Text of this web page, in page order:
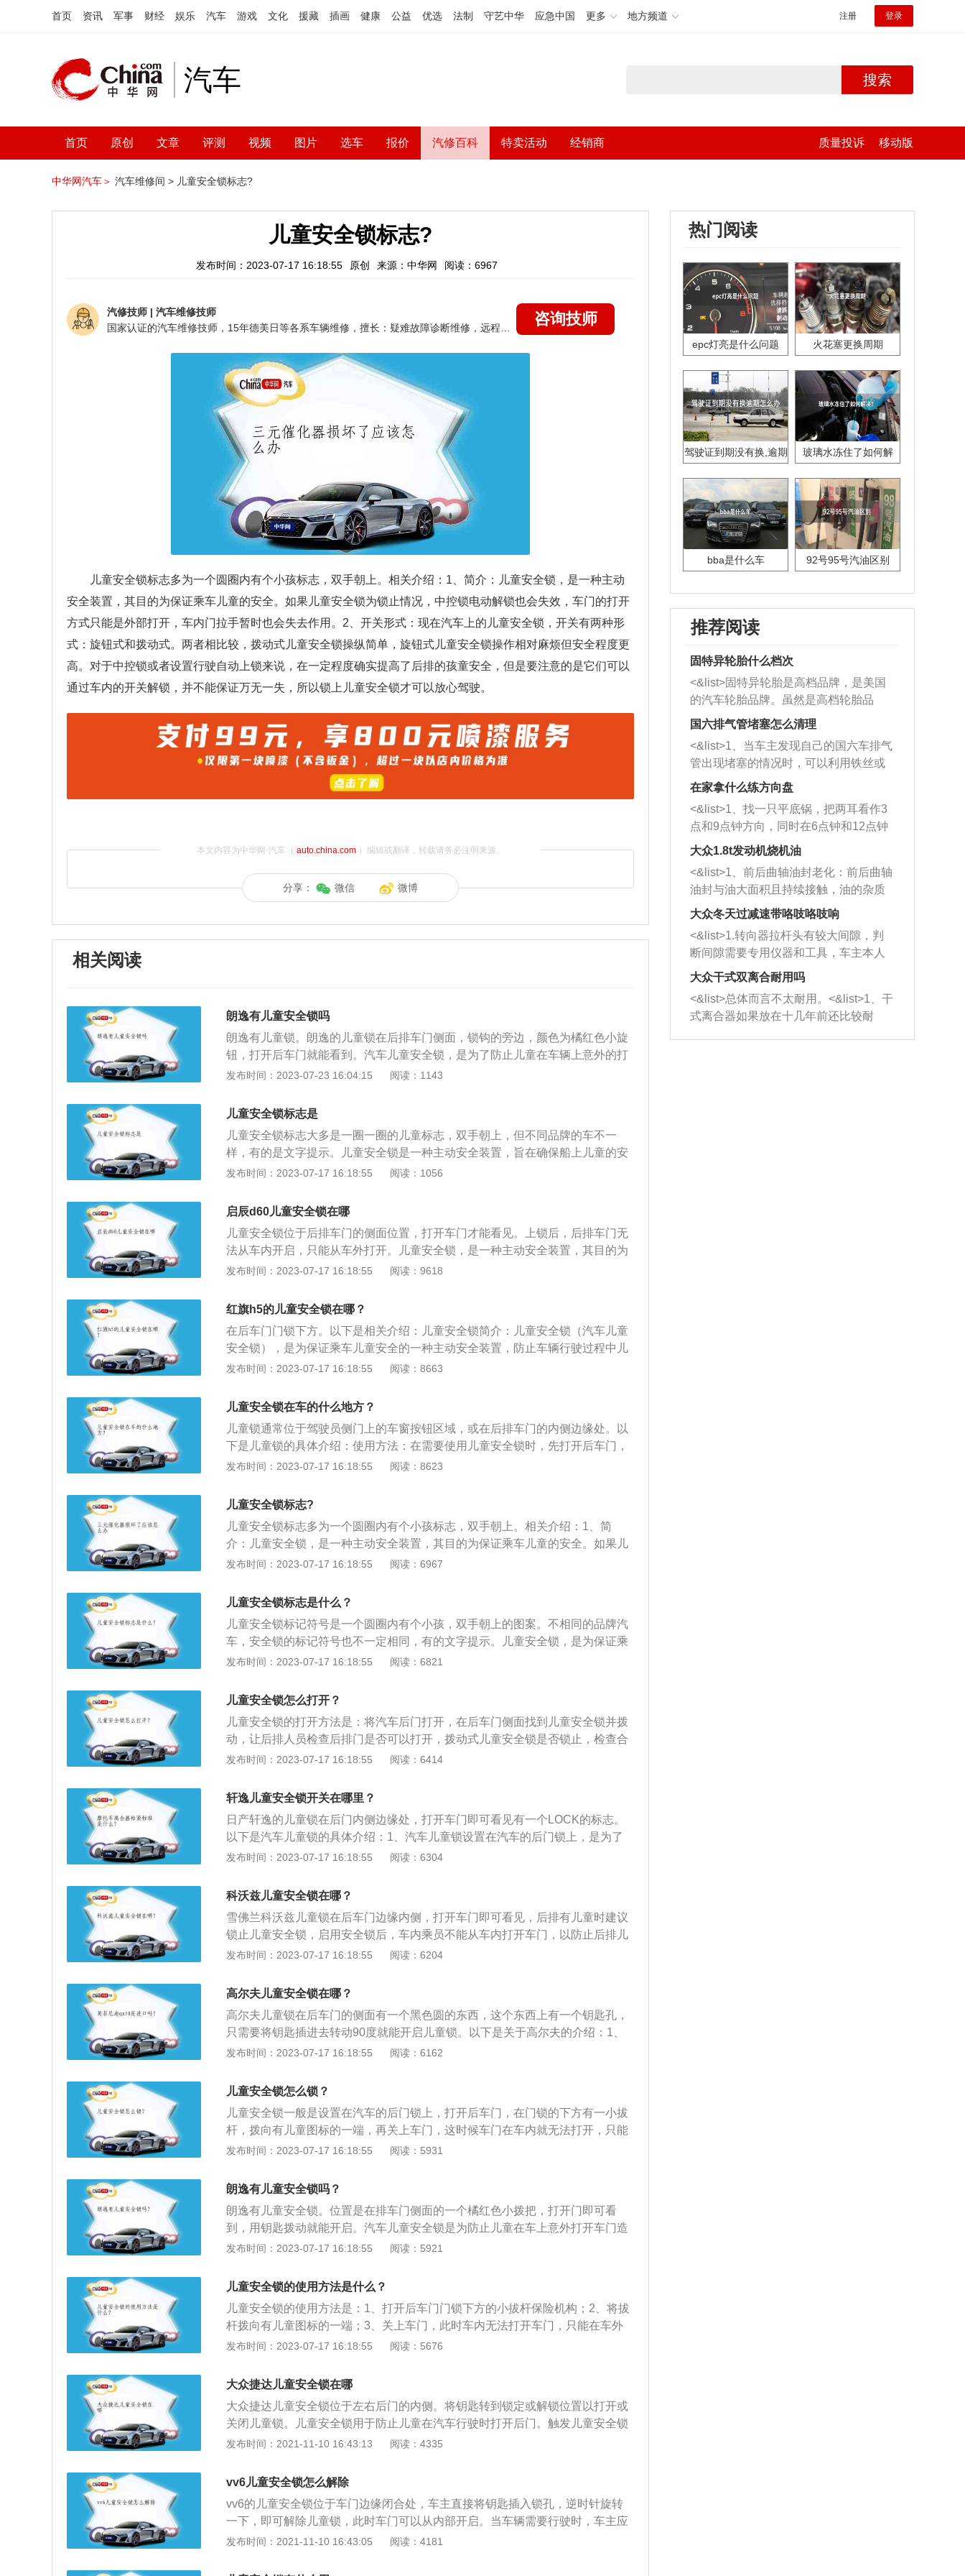
首页 资讯 军事 财经 娱乐 汽车 游戏 文化 援藏 插画 健康 公益 优选 法制 守艺中华 应急中国 更多 地方频道 注册 登录
汽车 搜索
首页 原创 文章 评测 视频 图片 选车 报价 汽修百科 特卖活动 经销商 质量投诉 移动版
中华网汽车＞ 汽车维修间 > 儿童安全锁标志?
儿童安全锁标志?
发布时间：2023-07-17 16:18:55 原创 来源：中华网 阅读：6967
汽修技师 | 汽车维修技师
咨询技师
儿童安全锁标志多为一个圆圈内有个小孩标志，双手朝上。相关介绍：1、简介：儿童安全锁，是一种主动
安全装置，其目的为保证乘车儿童的安全。如果儿童安全锁为锁止情况，中控锁电动解锁也会失效，车门的打开
方式只能是外部打开，车内门拉手暂时也会失去作用。2、开关形式：现在汽车上的儿童安全锁，开关有两种形
式：旋钮式和拨动式。两者相比较，拨动式儿童安全锁操纵简单，旋钮式儿童安全锁操作相对麻烦但安全程度更
高。对于中控锁或者设置行驶自动上锁来说，在一定程度确实提高了后排的孩童安全，但是要注意的是它们可以
通过车内的开关解锁，并不能保证万无一失，所以锁上儿童安全锁才可以放心驾驶。
本文内容为中华网·汽车（ auto.china.com）编辑或翻译，转载请务必注明来源。
分享： 微信 微博
相关阅读
朗逸有儿童安全锁吗
朗逸有儿童锁。朗逸的儿童锁在后排车门侧面，锁钩的旁边，颜色为橘红色小旋
钮，打开后车门就能看到。汽车儿童安全锁，是为了防止儿童在车辆上意外的打
开车门造成对儿童的伤害而设置的一项功能。一般儿童锁都是在两个后门上，当
门在里面是打不开的，但在外面却能打开，当儿童锁功能关闭时，在里面和外面
都能打开车辆。这个功能在车辆高速行驶时尤为必要。以朗逸2023款280TSIDS
G星空满逸版为例：其车身长度为4678mm，宽度为1806mm，高度为1474mm，
搭配1.4T涡轮增压发动机，最大马力为150马力，最大功率为110kw，最大扭矩
为250牛米，最大扭矩转速为1750-3000rpm。（数据来源于有驾官网）
发布时间：2023-07-23 16:04:15 阅读：1143
儿童安全锁标志是
儿童安全锁标志大多是一圈一圈的儿童标志，双手朝上，但不同品牌的车不一
样，有的是文字提示。儿童安全锁是一种主动安全装置，旨在确保船上儿童的安
全。如果儿童安全锁被锁住，中控锁的电动开锁也会失效，门只能从外面打开，
上儿童后，可防止好动又不懂事的儿童在行车过程中把门打开，从而避免危险，
这样只能等停车后由大人在车外开门。如果车辆的后门在车内无法打开，但在车
外可以打开时，很大的可能是儿童锁在起作用，这是后排的乘客在上下车时触动
了保险机构，只需把它复位即可。汽车儿童锁怎么开启和关闭：汽车儿童开启和
关闭都非常简单，主要分为以下几个步骤：1、将汽车后门打开，在车门内侧通
开启儿童安全锁。3、将车门关上，此时车门只能从外面车把开启无法从内部拉
开，儿童安全锁即生效。4、如果想将其关闭，只需要把旋钮拨回原位，就可以
关闭儿童安全锁了。为了孩子的安全，父母应该把孩子的安全锁锁在后门。锁好
父母可以专注于更安全的驾驶。儿童安全锁是儿童生命的重要保障和有效保护。
有一把好的儿童安全锁，并时刻检查车内中央锁在驾驶途中是否锁好，以防后排
孩子不小心开门造成悲剧。在下车的步骤中，成人一定不能省下亲自下车的步骤
为孩子开门，以免孩子下车时与前后车辆发生可预防的安全事故。
发布时间：2023-07-17 16:18:55 阅读：1056
启辰d60儿童安全锁在哪
儿童安全锁位于后排车门的侧面位置，打开车门才能看见。上锁后，后排车门无
法从车内开启，只能从车外打开。儿童安全锁，是一种主动安全装置，其目的为
保证乘车儿童的安全。如果儿童安全锁为锁止情况，中控锁电动解锁也会失效，
儿童安全锁，开关有两种形式：旋钮式和拨动式。两者相比较，拨动式儿童安全
锁操纵简单，旋钮式儿童安全锁操作相对麻烦但安全程度更高。对于中控锁或者
设置行驶自动上锁来说，在一定程度确实提高了后排的孩童安全，但是要注意的
是它们可以通过车内的开关解锁，并不能保证万无一失，所以锁上儿童安全锁才
可以放心驾驶。
发布时间：2023-07-17 16:18:55 阅读：9618
红旗h5的儿童安全锁在哪？
在后车门门锁下方。以下是相关介绍：儿童安全锁简介：儿童安全锁（汽车儿童
安全锁），是为保证乘车儿童安全的一种主动安全装置，防止车辆行驶过程中儿
童从车内误开门而产生的危险。在儿童安全锁锁止情况下，即使通过中控锁电动
去开门作用。常见形式：常见的儿童安全锁开关有两种形式，一种是旋钮式，一
种是拨动式。拨动式儿童安全锁通过拨动拨片，使其在锁止和解锁位置切换，操
纵简单。旋钮式儿童安全锁需要使用钥匙插到相应的孔中才能转动旋钮开关进行
锁止及解锁操作，操作相对麻烦，但安全程度更高。
发布时间：2023-07-17 16:18:55 阅读：8663
儿童安全锁在车的什么地方？
儿童锁通常位于驾驶员侧门上的车窗按钮区域，或在后排车门的内侧边缘处。以
下是儿童锁的具体介绍：使用方法：在需要使用儿童安全锁时，先打开后车门，
把门锁下方的小拔杆轻轻拨到有儿童图标的方向，再将车门关闭。功能作用：儿
的作用。汽车儿童安全锁在锁止状态下，即使通过中控锁解锁，仍然会保持锁止
状态，只能从外部打开车门，当发现车辆后门车内无法打开车门，车外正常时，
就要检查是不是儿童安全锁被误碰开启。
发布时间：2023-07-17 16:18:55 阅读：8623
儿童安全锁标志?
儿童安全锁标志多为一个圆圈内有个小孩标志，双手朝上。相关介绍：1、简
介：儿童安全锁，是一种主动安全装置，其目的为保证乘车儿童的安全。如果儿
童安全锁为锁止情况，中控锁电动解锁也会失效，车门的打开方式只能是外部打
开关有两种形式：旋钮式和拨动式。两者相比较，拨动式儿童安全锁操纵简单，
旋钮式儿童安全锁操作相对麻烦但安全程度更高。对于中控锁或者设置行驶自动
上锁来说，在一定程度确实提高了后排的孩童安全，但是要注意的是它们可以通
过车内的开关解锁，并不能保证万无一失，所以锁上儿童安全锁才可以放心驾
驶。
发布时间：2023-07-17 16:18:55 阅读：6967
儿童安全锁标志是什么？
儿童安全锁标记符号是一个圆圈内有个小孩，双手朝上的图案。不相同的品牌汽
车，安全锁的标记符号也不一定相同，有的文字提示。儿童安全锁，是为保证乘
车儿童安全的一种主动安全装置，防止车辆行驶过程中儿童从车内误开门而产生
岁，安装方式为后向安装。摇篮式安全座椅采用的是全包覆性设计，儿童完全处
在安全座椅的保护范围之内。坚固的摇篮外壳能够为处在生理最脆弱阶段的宝宝
们提供尽可能多的安全保护。后向式的安全座椅放置方式则让儿童和可能发生碰
撞几率最大的前部撞击冲击力的作用方向相反。2、全包覆型儿童安全座椅：适
用年龄为1－3岁，安装方式为背向式安装。全包覆型安全座椅适合那些已经可以
窗外的世界。同时，全包覆型儿童安全座椅也可以选择后向式设计。3、包覆型
儿童安全座椅：适用年龄3－6岁，安装方式为前向式安装。包覆型安全座椅（坐
垫）相当于在普通座位上安装了一层包覆型座位，可以让儿童安全地使用车内配
用于成人的安全带对儿童也起到充分的安全保护作用。
发布时间：2023-07-17 16:18:55 阅读：6821
儿童安全锁怎么打开？
儿童安全锁的打开方法是：将汽车后门打开，在后车门侧面找到儿童安全锁并拨
动，让后排人员检查后排门是否可以打开，拨动式儿童安全锁是否锁止，检查合
格后即可驾驶。为保证儿童安全，在设置儿童安全锁后应设定玻璃安全锁，避免
造成对儿童的伤害而设置的一项功能。一般儿童锁都是在两个后门上，当儿童锁
功能打开时，车辆后门在里面是打不开的，但在外面却能打开。
发布时间：2023-07-17 16:18:55 阅读：6414
轩逸儿童安全锁开关在哪里？
日产轩逸的儿童锁在后门内侧边缘处，打开车门即可看见有一个LOCK的标志。
以下是汽车儿童锁的具体介绍：1、汽车儿童锁设置在汽车的后门锁上，是为了
避免车辆在行驶过程中，儿童无意或误操作打开车门而造成危险。如果汽车后车
排的乘客在上下车的时候触动了保险机构，需要将它复位。2、汽车儿童锁装置
起作用时，即便打开电控中控门锁，它还是处于锁止状态。如果想要打开后门，
只能在中控门锁开启的状态下，用车门外侧的开关拉开车门。
发布时间：2023-07-17 16:18:55 阅读：6304
科沃兹儿童安全锁在哪？
雪佛兰科沃兹儿童锁在后车门边缘内侧，打开车门即可看见，后排有儿童时建议
锁止儿童安全锁，启用安全锁后，车内乘员不能从车内打开车门，以防止后排儿
童行车时开启车门。若需要打开后排车门，需要从车外拉动后门把手即可打开车
展资料：1、常见的儿童安全锁开关有两种形式，一种是旋钮式，一种是拨动
式。拨动式儿童安全锁通过拨动拨片，使其在锁止和解锁位置切换，操纵简单；
旋钮式儿童安全锁需要使用钥匙(或钥匙状物体)插到相应的孔中才能转动旋钮开
关进行锁止及解锁操作，操作相对麻烦，但安全程度更高。2、车主在把儿童放
置在后排乘坐时，必须记得上好儿童安全锁，行车途中还得时刻检查车内中控锁
避免孩子在下车时与前后方车辆发生本可避免的安全事故。
发布时间：2023-07-17 16:18:55 阅读：6204
高尔夫儿童安全锁在哪？
高尔夫儿童锁在后车门的侧面有一个黑色圆的东西，这个东西上有一个钥匙孔，
只需要将钥匙插进去转动90度就能开启儿童锁。以下是关于高尔夫的介绍：1、
高尔夫是一汽大众汽车旗下推出的一款紧凑型轿车，这款车也是大众汽车家族比
费者对用车的需求，这款车还推出多种动力组合供消费者选择，这款车分别搭载
的是1.6L、1.2T、1.4T和2.0T四款发动机，在传动系统方面，与发动机相匹配的
是5速手动变速箱、6速手自一体变速箱和7速双离合变速箱。3、这款车主要面向
的是年轻消费群体，整体的设计比较年轻，外观的设计同时也趋向年轻化发展，
非常符合现代年轻消费者对汽车的审美观点。
发布时间：2023-07-17 16:18:55 阅读：6162
儿童安全锁怎么锁？
儿童安全锁一般是设置在汽车的后门锁上，打开后车门，在门锁的下方有一小拔
杆，拨向有儿童图标的一端，再关上车门，这时候车门在车内就无法打开，只能
在车外打开。以下是儿童安全锁的更多介绍：1、当后排坐上儿童后，可防止好
须记得上儿童安全锁，行车途中还要时刻检查车内中控锁是否在锁止状态。2、
常见的儿童安全锁开关有两种形式，一种是旋钮式，一种是拨动式。
发布时间：2023-07-17 16:18:55 阅读：5931
朗逸有儿童安全锁吗？
朗逸有儿童安全锁。位置是在排车门侧面的一个橘红色小拨把，打开门即可看
到，用钥匙拨动就能开启。汽车儿童安全锁是为防止儿童在车上意外打开车门造
成对儿童的伤害而设置的一项功能。常见的儿童安全锁开关有两种形式，一种是
锁：1、开启：用机械钥匙插入孔中，按照接头的指示方向（一般为顺时针）旋
转至拧紧状态。2、解除：以相反的方向旋转钥匙孔，就可以解锁儿童锁。二：
拨动式儿童锁：1、开启：推动拨杆（箭头方向），完成儿童锁的上锁操作。2、
解除：按照与箭头相反的方向将拨杆推到底，此时就能解除儿童锁。
发布时间：2023-07-17 16:18:55 阅读：5921
儿童安全锁的使用方法是什么？
儿童安全锁的使用方法是：1、打开后车门门锁下方的小拔杆保险机构；2、将拔
杆拨向有儿童图标的一端；3、关上车门，此时车内无法打开车门，只能在车外
打开。汽车儿童安全锁的作用是：当后排座位上有儿童时，可防止儿童在行车过
钮式以及拨动式，旋钮式儿童锁需要使用钥匙插到相应的孔中才能转动旋钮开关
进行上锁及解锁操作，比拨动式儿童锁要复杂。
发布时间：2023-07-17 16:18:55 阅读：5676
大众捷达儿童安全锁在哪
大众捷达儿童安全锁位于左右后门的内侧。将钥匙转到锁定或解锁位置以打开或
关闭儿童锁。儿童安全锁用于防止儿童在汽车行驶时打开后门。触发儿童安全锁
后，后门只能在车外打开。插入机械钥匙，将钥匙转到位置A以关闭儿童安全
客在开车过程中误开门，从而引起事故。如果要打开门，可以通过将门把手拉到
车外来打开门。锁上车门时，勿将儿童或残疾人独自留在车内，因为儿童或残疾
人可能会把自己锁在车内，并在紧急情况下遇到麻烦，并且无法安全地自行撤离
汽车。困在车内的人可能会暴露在热或冷的环境中。随着季节的变化，上锁的汽
车可能会非常热或非常冷。锁在车里的人很容易受伤，生病，甚至死亡。这种环
发布时间：2021-11-10 16:43:13 阅读：4335
vv6儿童安全锁怎么解除
vv6的儿童安全锁位于车门边缘闭合处，车主直接将钥匙插入锁孔，逆时针旋转
一下，即可解除儿童锁，此时车门可以从内部开启。当车辆需要行驶时，车主应
将儿童锁打开，防止在行驶过程中出现危险。儿童锁的主要作用是防止车辆的车
尝试使用车门上的各种按钮和按键。一旦触碰到了开门的按键就会开启车门。在
发布时间：2021-11-10 16:43:05 阅读：4181
热门阅读
epc灯亮是什么问题 火花塞更换周期
驾驶证到期没有换,逾期
玻璃水冻住了如何解
bba是什么车 92号95号汽油区别
推荐阅读
固特异轮胎什么档次
<&list>固特异轮胎是高档品牌，是美国
的汽车轮胎品牌。虽然是高档轮胎品
牌，但是中高低端的轮胎都有生产，这
也是为了更好的开拓市场。
国六排气管堵塞怎么清理
<&list>1、当车主发现自己的国六车排气
管出现堵塞的情况时，可以利用铁丝或
者是细棍，直接将杂物给取出来，如果
堵塞情况比较严重，也可以采取应急措
施。 <&list>2、直接利用木棍将所有的
杂物推到排气管里面的位置处，然后将
三元催化器拆解开，就可以将堵塞的东
西取出来。但如果是因为积碳过多引起
的堵塞，就需要将三元催化器泡在草酸
洗剂对堵塞的情况得到解决，将清洗剂
放在燃油箱中，与燃油混合后，车辆启
动时，就可以和汽油一起进入到燃烧
室，最后形成废气排出，就可以让三元
催化器得到清洗，排气管堵塞的情况就
能够得到解决。
在家拿什么练方向盘
<&list>1、找一只平底锅，把两耳看作3
点和9点钟方向，同时在6点钟和12点钟
方向做一个标记。 <&list>2、双手握住
一圈半的练习，往右同样也要打相同的
圈数。 <&list>3、最后强调要反复练
习，这样就可以形成肌肉记忆，在真实
驾驶车辆时，不需要记忆也能打好方
向。
大众1.8t发动机烧机油
<&list>1、前后曲轴油封老化：前后曲轴
油封与油大面积且持续接触，油的杂质
和发动机内持续温度变化使其密封效果
逐渐减弱，导致渗油或漏油。<&list>2、
活塞间隙过大：积碳会使活塞环与缸体
的间隙扩大，导致机油流入燃烧室中，
造成烧机油。<&list>3、机油粘度。使用
机油粘度过小的话，同样会有烧机油现
象，机油粘度过小具有很好的流动性，
大众冬天过减速带咯吱咯吱响
<&list>1.转向器拉杆头有较大间隙，判
断间隙需要专用仪器和工具，车主本人
无法制作，需要将车辆送到修理厂或4s
店；<&list>2.车辆半轴套管防尘罩破
裂，破裂后会出现漏油现象，使半轴磨
损严重，磨损的半轴容易损坏，产生异
响；<&list>3.稳定器的转向胶套和球头
大众干式双离合耐用吗
<&list>总体而言不太耐用。<&list>1、干
式离合器如果放在十几年前还比较耐